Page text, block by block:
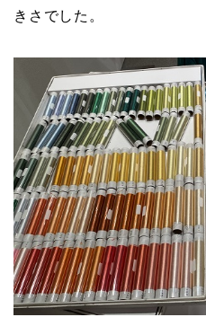
きさでした。